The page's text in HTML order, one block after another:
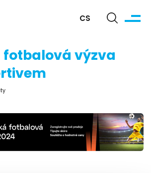
CS
fotbalová výzva